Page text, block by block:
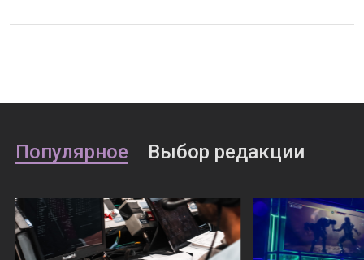
Популярное Выбор редакции